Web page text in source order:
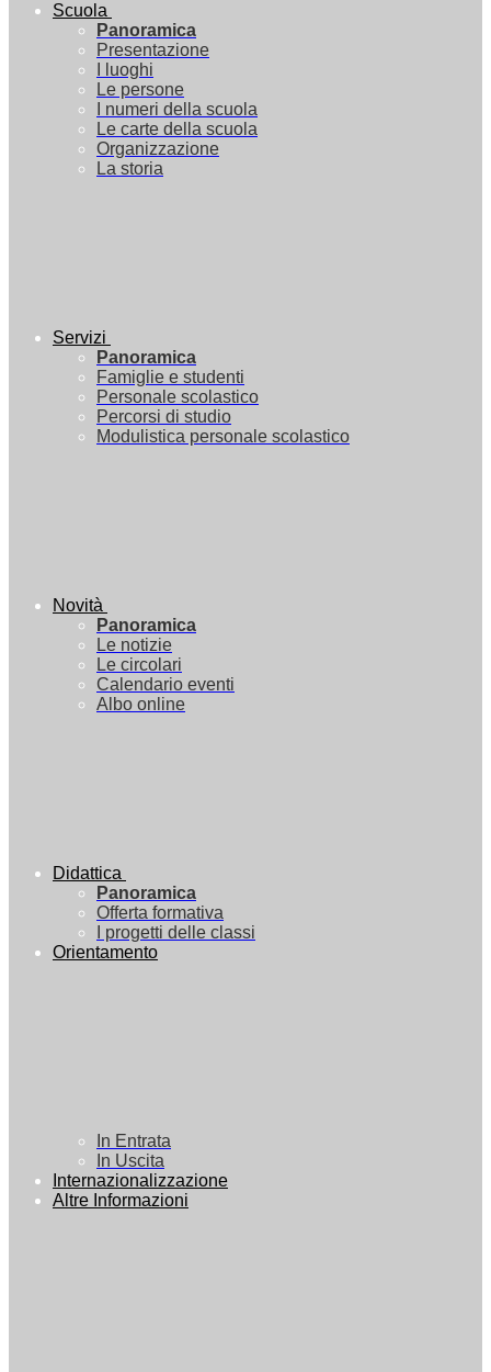
Scuola
Panoramica
Presentazione
I luoghi
Le persone
I numeri della scuola
Le carte della scuola
Organizzazione
La storia
Servizi
Panoramica
Famiglie e studenti
Personale scolastico
Percorsi di studio
Modulistica personale scolastico
Novità
Panoramica
Le notizie
Le circolari
Calendario eventi
Albo online
Didattica
Panoramica
Offerta formativa
I progetti delle classi
Orientamento
In Entrata
In Uscita
Internazionalizzazione
Altre Informazioni